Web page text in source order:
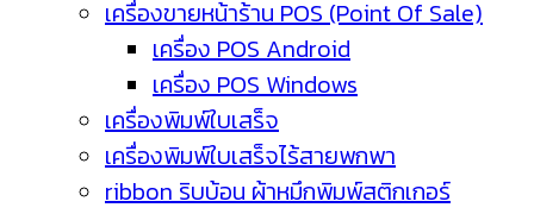
เครื่องขายหน้าร้าน POS (Point Of Sale)
เครื่อง POS Android
เครื่อง POS Windows
เครื่องพิมพ์ใบเสร็จ
เครื่องพิมพ์ใบเสร็จไร้สายพกพา
ribbon ริบบ้อน ผ้าหมึกพิมพ์สติกเกอร์